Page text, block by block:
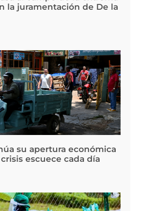
la juramentación de De la
su apertura económica
escuece cada día